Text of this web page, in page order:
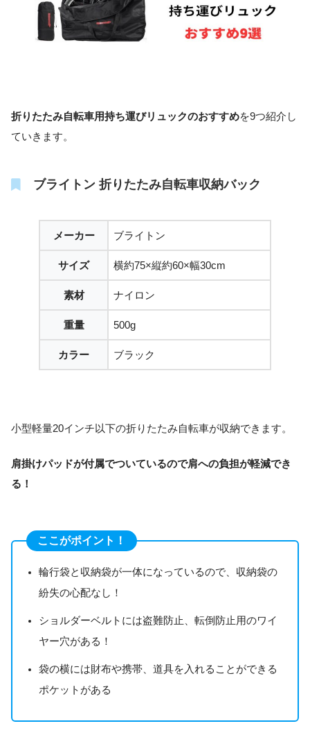
折りたたみ自転車用持ち運びリュックのおすすめを9つ紹介し
ていきます。
ブライトン 折りたたみ自転車収納バック
メーカー ブライトン
サイズ 横約75×縦約60×幅30cm
素材 ナイロン
重量 500g
カラー ブラック
小型軽量20インチ以下の折りたたみ自転車が収納できます。
肩掛けパッドが付属でついているので肩への負担が軽減でき
る！
ここがポイント！
輪行袋と収納袋が一体になっているので、収納袋の
紛失の心配なし！
ショルダーベルトには盗難防止、転倒防止用のワイ
ヤー穴がある！
袋の横には財布や携帯、道具を入れることができる
ポケットがある